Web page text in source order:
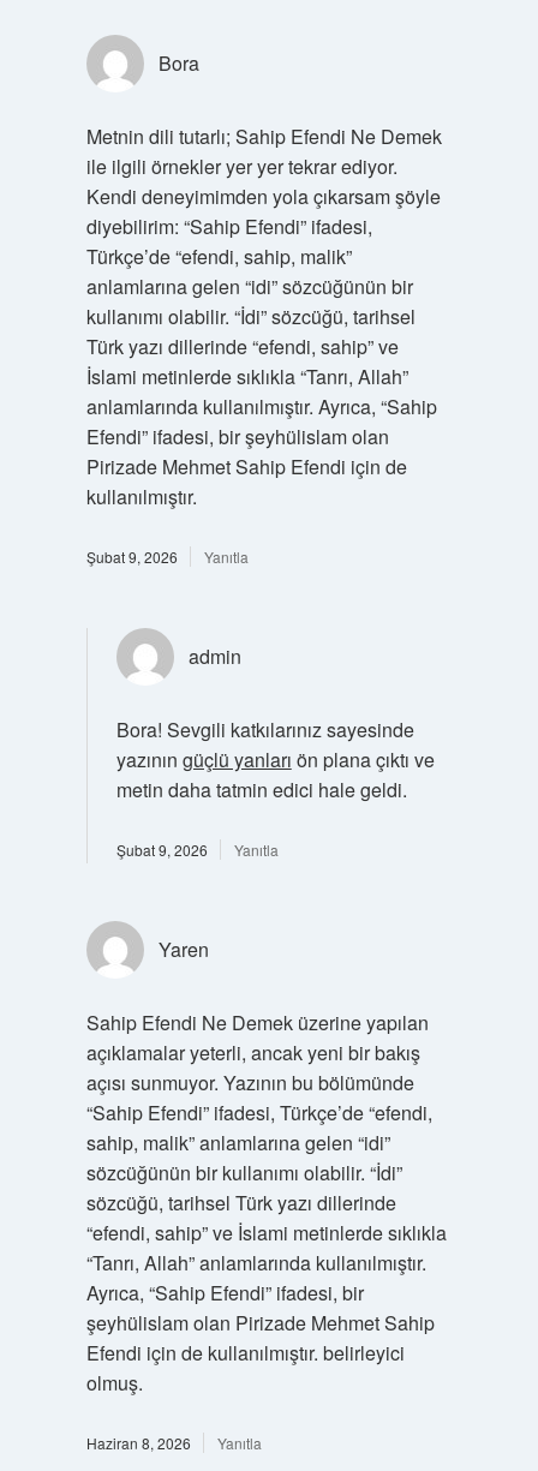
Bora
Metnin dili tutarlı; Sahip Efendi Ne Demek
ile ilgili örnekler yer yer tekrar ediyor.
Kendi deneyimimden yola çıkarsam şöyle
diyebilirim: “Sahip Efendi” ifadesi,
Türkçe’de “efendi, sahip, malik”
anlamlarına gelen “idi” sözcüğünün bir
kullanımı olabilir. “İdi” sözcüğü, tarihsel
Türk yazı dillerinde “efendi, sahip” ve
İslami metinlerde sıklıkla “Tanrı, Allah”
anlamlarında kullanılmıştır. Ayrıca, “Sahip
Efendi” ifadesi, bir şeyhülislam olan
Pirizade Mehmet Sahip Efendi için de
kullanılmıştır.
Şubat 9, 2026 Yanıtla
admin
Bora! Sevgili katkılarınız sayesinde
yazının güçlü yanları ön plana çıktı ve
metin daha tatmin edici hale geldi.
Şubat 9, 2026 Yanıtla
Yaren
Sahip Efendi Ne Demek üzerine yapılan
açıklamalar yeterli, ancak yeni bir bakış
açısı sunmuyor. Yazının bu bölümünde
“Sahip Efendi” ifadesi, Türkçe’de “efendi,
sahip, malik” anlamlarına gelen “idi”
sözcüğünün bir kullanımı olabilir. “İdi”
sözcüğü, tarihsel Türk yazı dillerinde
“efendi, sahip” ve İslami metinlerde sıklıkla
“Tanrı, Allah” anlamlarında kullanılmıştır.
Ayrıca, “Sahip Efendi” ifadesi, bir
şeyhülislam olan Pirizade Mehmet Sahip
Efendi için de kullanılmıştır. belirleyici
olmuş.
Haziran 8, 2026 Yanıtla